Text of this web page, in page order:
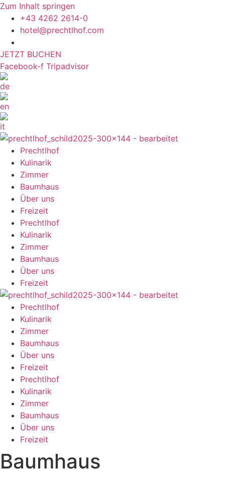
Zum Inhalt springen
+43 4262 2614-0
hotel@prechtlhof.com
JETZT BUCHEN
Facebook-f Tripadvisor
Prechtlhof
Kulinarik
Zimmer
Baumhaus
Über uns
Freizeit
Prechtlhof
Kulinarik
Zimmer
Baumhaus
Über uns
Freizeit
Prechtlhof
Kulinarik
Zimmer
Baumhaus
Über uns
Freizeit
Prechtlhof
Kulinarik
Zimmer
Baumhaus
Über uns
Freizeit
Baumhaus